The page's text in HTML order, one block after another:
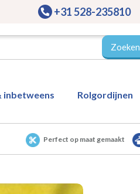
+31 528-235810
Zoeken
inbetweens Rolgordijnen
Perfect op maat gemaakt